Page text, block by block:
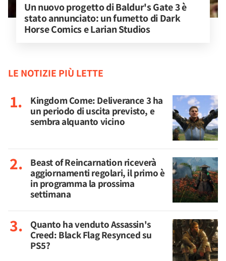
Un nuovo progetto di Baldur's Gate 3 è
stato annunciato: un fumetto di Dark
Horse Comics e Larian Studios
LE NOTIZIE PIÙ LETTE
Kingdom Come: Deliverance 3 ha
un periodo di uscita previsto, e
sembra alquanto vicino
Beast of Reincarnation riceverà
aggiornamenti regolari, il primo è
in programma la prossima
settimana
Quanto ha venduto Assassin's
Creed: Black Flag Resynced su
PS5?